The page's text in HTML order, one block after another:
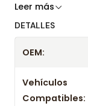
tienda previo
Leer más
DETALLES
OEM:
Vehículos
Compatibles: